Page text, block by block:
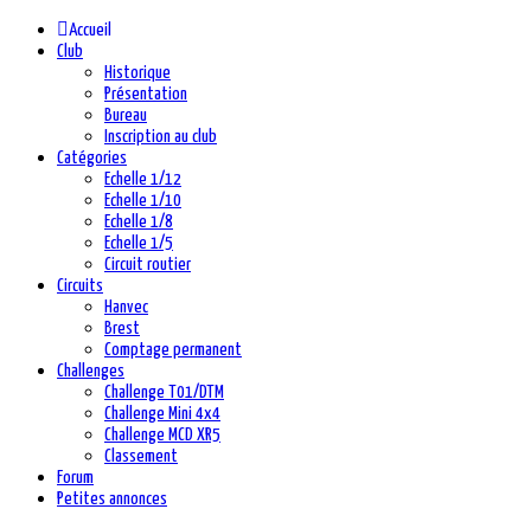
Accueil
Club
Historique
Présentation
Bureau
Inscription au club
Catégories
Echelle 1/12
Echelle 1/10
Echelle 1/8
Echelle 1/5
Circuit routier
Circuits
Hanvec
Brest
Comptage permanent
Challenges
Challenge T01/DTM
Challenge Mini 4x4
Challenge MCD XR5
Classement
Forum
Petites annonces
précédente
précédent
suivante
suivant